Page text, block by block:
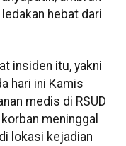
hebat dari
insiden itu, yakni
hari ini Kamis
medis di RSUD
meninggal
lokasi kejadian